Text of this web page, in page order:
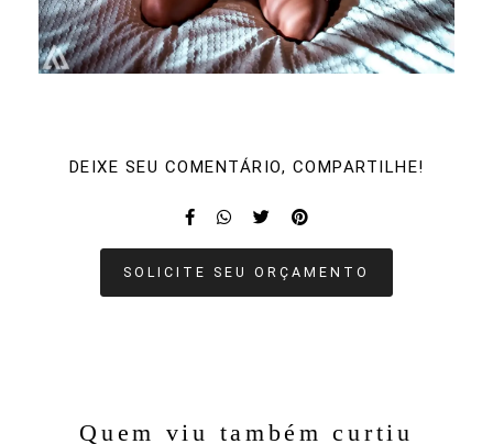
DEIXE SEU COMENTÁRIO, COMPARTILHE!
SOLICITE SEU ORÇAMENTO
Quem viu também curtiu